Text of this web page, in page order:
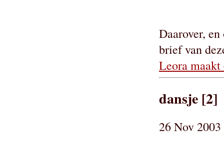
Daarover,
brief van
Leora maakt
dansje [2]
26 Nov